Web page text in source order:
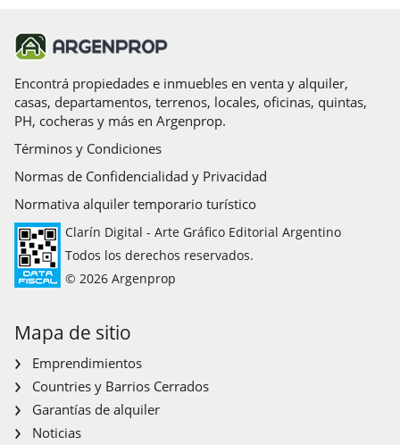
Encontrá propiedades e inmuebles en venta y alquiler,
casas, departamentos, terrenos, locales, oficinas, quintas,
PH, cocheras y más en Argenprop.
Términos y Condiciones
Normas de Confidencialidad y Privacidad
Normativa alquiler temporario turístico
Clarín Digital - Arte Gráfico Editorial Argentino
Todos los derechos reservados.
© 2026 Argenprop
Mapa de sitio
Emprendimientos
Countries y Barrios Cerrados
Garantías de alquiler
Noticias